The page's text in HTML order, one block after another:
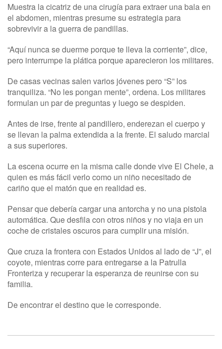
Muestra la cicatriz de una cirugía para extraer una bala en
el abdomen, mientras presume su estrategia para
sobrevivir a la guerra de pandillas.
“Aquí nunca se duerme porque te lleva la corriente”, dice,
pero interrumpe la plática porque aparecieron los militares.
De casas vecinas salen varios jóvenes pero “S” los
tranquiliza. “No les pongan mente”, ordena. Los militares
formulan un par de preguntas y luego se despiden.
Antes de irse, frente al pandillero, enderezan el cuerpo y
se llevan la palma extendida a la frente. El saludo marcial
a sus superiores.
La escena ocurre en la misma calle donde vive El Chele, a
quien es más fácil verlo como un niño necesitado de
cariño que el matón que en realidad es.
Pensar que debería cargar una antorcha y no una pistola
automática. Que desfila con otros niños y no viaja en un
coche de cristales oscuros para cumplir una misión.
Que cruza la frontera con Estados Unidos al lado de “J”, el
coyote, mientras corre para entregarse a la Patrulla
Fronteriza y recuperar la esperanza de reunirse con su
familia.
De encontrar el destino que le corresponde.